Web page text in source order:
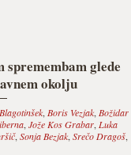
glede
okolju
, Boris Vezjak, Božidar
, Jože Kos Grabar, Luka
, Sonja Bezjak, Srečo Dragoš,